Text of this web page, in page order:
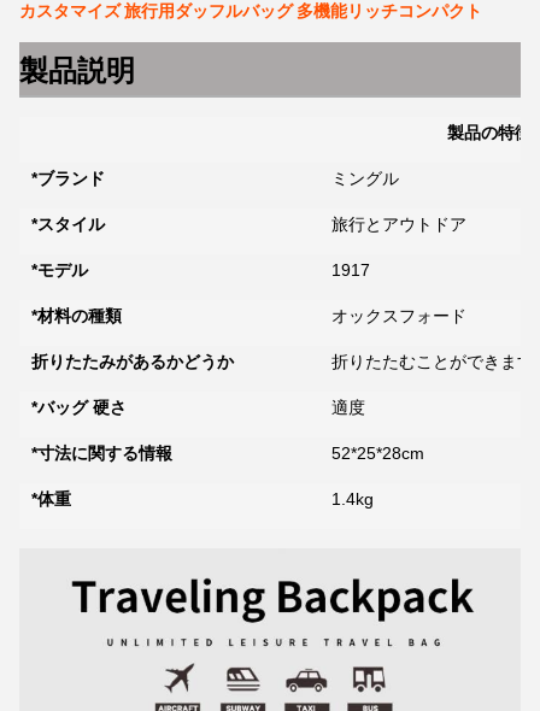
カスタマイズ 旅行用ダッフルバッグ 多機能リッチコンパクト
製品説明
製品の特徴
*ブランド ミングル
*スタイル 旅行とアウトドア
*モデル 1917
*材料の種類 オックスフォード
折りたたみがあるかどうか 折りたたむことができます
*バッグ 硬さ 適度
*寸法に関する情報 52*25*28cm
*体重 1.4kg